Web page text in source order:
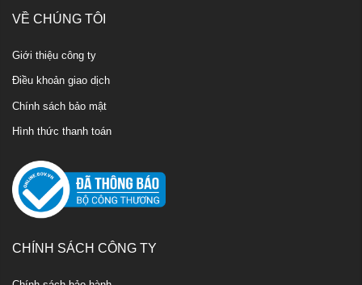
VỀ CHÚNG TÔI
Giới thiệu công ty
Điều khoản giao dịch
Chính sách bảo mật
Hình thức thanh toán
CHÍNH SÁCH CÔNG TY